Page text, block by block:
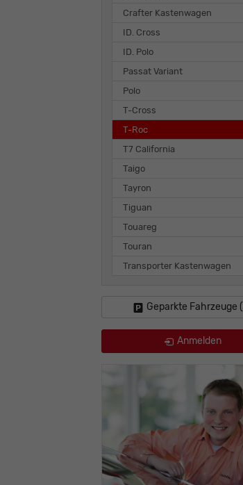
Crafter Kastenwagen
ID. Cross
ID. Polo
Passat Variant
Polo
T-Cross
T-Roc
T7 California
Taigo
Tayron
Tiguan
Touareg
Touran
Transporter Kastenwagen
Geparkte Fahrzeuge (
Anmelden